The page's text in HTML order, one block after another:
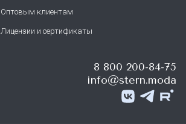
Оптовым клиентам
Лицензии и сертификаты
8 800 200-84-75
info@stern.moda